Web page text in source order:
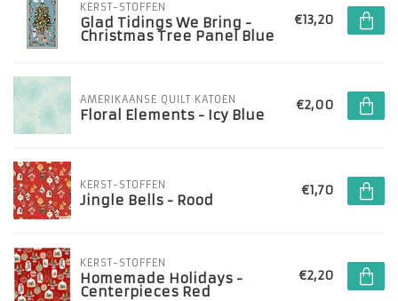
KERST-STOFFEN
Glad Tidings We Bring -
Christmas Tree Panel Blue
€13,20
AMERIKAANSE QUILT KATOEN
Floral Elements - Icy Blue
€2,00
KERST-STOFFEN
Jingle Bells - Rood
€1,70
KERST-STOFFEN
Homemade Holidays -
Centerpieces Red
€2,20